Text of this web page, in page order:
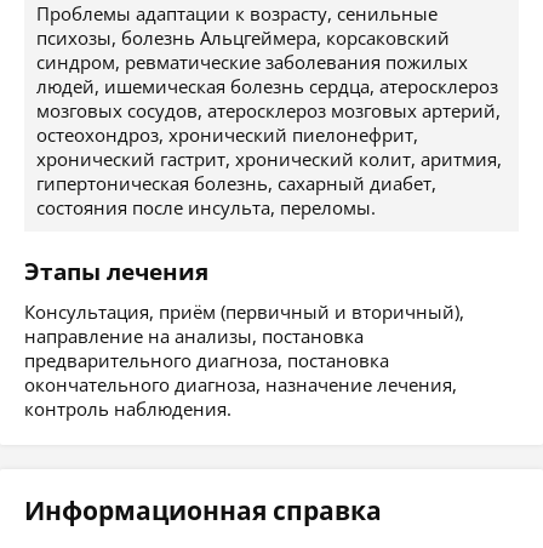
Проблемы адаптации к возрасту, сенильные
психозы, болезнь Альцгеймера, корсаковский
синдром, ревматические заболевания пожилых
людей, ишемическая болезнь сердца, атеросклероз
мозговых сосудов, атеросклероз мозговых артерий,
остеохондроз, хронический пиелонефрит,
хронический гастрит, хронический колит, аритмия,
гипертоническая болезнь, сахарный диабет,
состояния после инсульта, переломы.
Этапы лечения
Консультация, приём (первичный и вторичный),
направление на анализы, постановка
предварительного диагноза, постановка
окончательного диагноза, назначение лечения,
контроль наблюдения.
Информационная справка